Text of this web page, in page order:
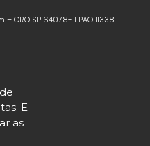
– CRO SP 64078- EPAO 11338
E
as